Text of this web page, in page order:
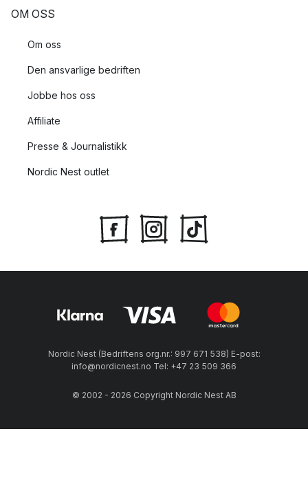
OM OSS
Om oss
Den ansvarlige bedriften
Jobbe hos oss
Affiliate
Presse & Journalistikk
Nordic Nest outlet
Nordic Nest (Bedriftens org.nr.: 997 671 538) E-post:
info@nordicnest.no Tel: +47 23 509 366
© 2002 - 2026 Copyright Nordic Nest AB